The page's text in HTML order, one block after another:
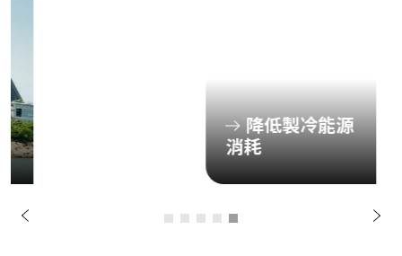
降低製冷能源
前
項
下
一